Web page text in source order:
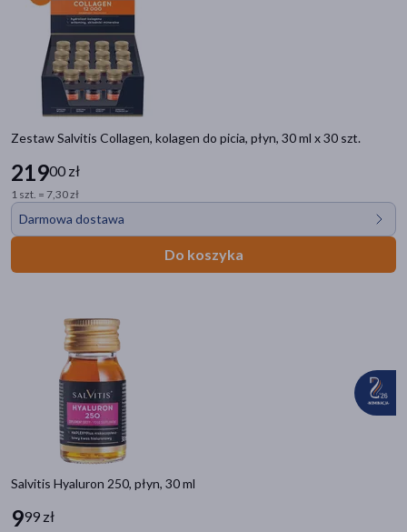
Zestaw Salvitis Collagen, kolagen do picia, płyn, 30 ml x 30 szt.
21900 zł
1 szt. = 7,30 zł
Darmowa dostawa
Do koszyka
Salvitis Hyaluron 250, płyn, 30 ml
999 zł